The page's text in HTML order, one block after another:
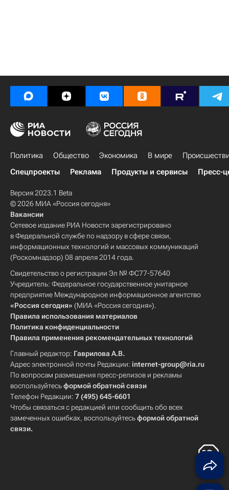
Политика Общество Экономика В мире
Спецпроекты
Реклама Продукты и сервисы Пресс-
Версия 2023.1 Beta
© 2026 МИА «Россия сегодня»
Вакансии
Сетевое издание РИА Новости зарегистрировано
в Федеральной службе по надзору в сфере связи,
информационных технологий и массовых коммуникаций
(Роскомнадзор) 08 апреля 2014 года.
Свидетельство о регистрации Эл № ФС77-57640
Учредитель: Федеральное государственное унитарное
предприятие Международное информационное агентство
«Россия сегодня» (МИА «Россия сегодня»).
Правила использования материалов
Политика конфиденциальности
Правила применения рекомендательных технологий
Главный редактор: Гаврилова А.В.
Адрес электронной почты Редакции: internet-group@ria.ru
По вопросам размещения пресс-релизов и рекламы
воспользуйтесьформой обратной связи
Телефон Редакции: 7 (495) 645-6601
Чтобы связаться с редакцией или сообщить обо всех
замеченных ошибках, воспользуйтесьформой обратной
связи.